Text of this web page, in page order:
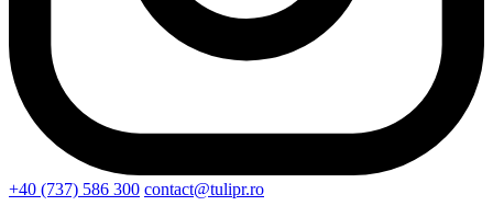
+40 (737) 586 300 contact@tulipr.ro